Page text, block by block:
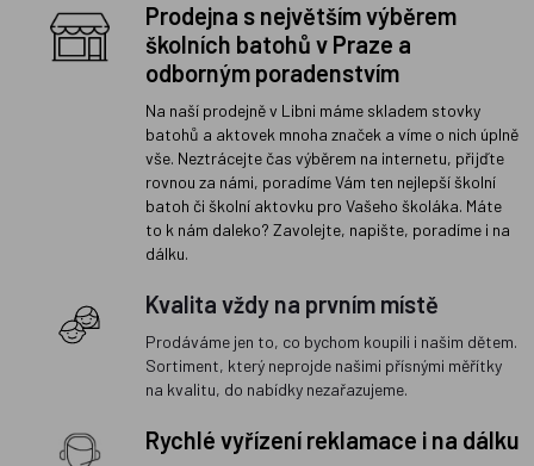
Prodejna s největším výběrem
školních batohů v Praze a
odborným poradenstvím
Na naší prodejně v Libni máme skladem stovky
batohů a aktovek mnoha značek a víme o nich úplně
vše. Neztrácejte čas výběrem na internetu, přijďte
rovnou za námi, poradíme Vám ten nejlepší školní
batoh či školní aktovku pro Vašeho školáka. Máte
to k nám daleko? Zavolejte, napište, poradíme i na
dálku.
Kvalita vždy na prvním místě
Prodáváme jen to, co bychom koupili i našim dětem.
Sortiment, který neprojde našimi přísnými měřítky
na kvalitu, do nabídky nezařazujeme.
Rychlé vyřízení reklamace i na dálku